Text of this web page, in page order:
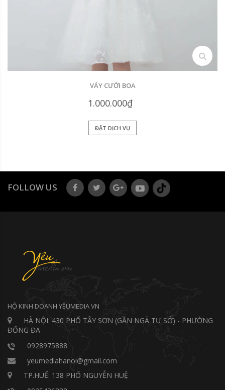
search
VÁY CƯỚI BOA
1.000.000₫
ĐẶT DỊCH VỤ
FOLLOW US
HỘ KINH DOANH YÊUMEDIA VN
HÀ NỘI: 430 PHỐ TÂY SƠN (GẦN NGÃ TƯ SỞ) - PHƯỜNG
ĐỐNG ĐA
0928975888
yeumediahanoi@gmail.com
TP.HUẾ: 138 PHỐ NGUYỄN HUỆ